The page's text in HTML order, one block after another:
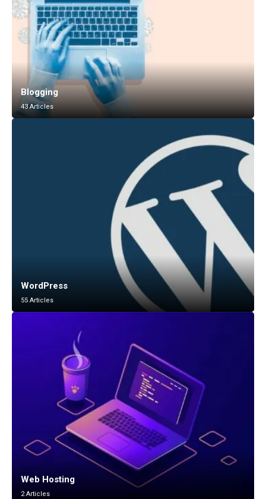
Blogging
43 Articles
WordPress
55 Articles
Web Hosting
2 Articles